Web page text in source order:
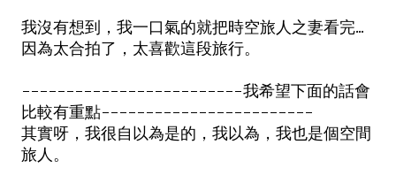
我沒有想到，我一口氣的就把時空旅人之妻看完...
因為太合拍了，太喜歡這段旅行。
-------------------------我希望下面的話會
比較有重點------------------------
其實呀，我很自以為是的，我以為，我也是個空間
旅人。